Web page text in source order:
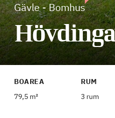
Gävle-Bomhus
BOAREA
79,5 m²
RUM
3 rum